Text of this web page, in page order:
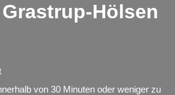
Hölsen
von 30 Minuten oder weniger zu